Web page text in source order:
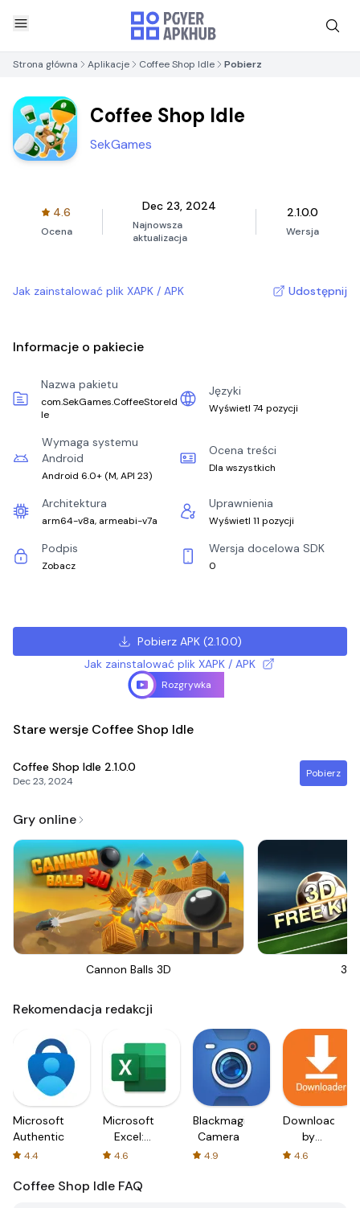
Strona główna Aplikacje Coffee Shop Idle Pobierz
Coffee Shop Idle
SekGames
4.6
Ocena
Dec 23, 2024
Najnowsza
aktualizacja
2.1.0.0
Wersja
Jak zainstalować plik XAPK / APK Udostępnij
Informacje o pakiecie
Nazwa pakietu
com.SekGames.CoffeeStoreId
le
Języki
Wyświetl 74 pozycji
Wymaga systemu
Android
Android 6.0+(M, API 23)
Ocena treści
Dla wszystkich
Architektura
arm64-v8a, armeabi-v7a
Uprawnienia
Wyświetl 11 pozycji
Podpis
Zobacz
Wersja docelowa SDK
0
Pobierz APK(2.1.0.0)
Jak zainstalować plik XAPK / APK
Rozgrywka
Stare wersje Coffee Shop Idle
Coffee Shop Idle 2.1.0.0
Dec 23, 2024
Pobierz
Gry online
Cannon Balls 3D 3D
Rekomendacja redakcji
Microsoft
Authenticator
4.4
Microsoft
Excel:
Spreadsheets
4.6
Blackmagic
Camera
4.9
Downloader
by
AFTVnews
4.6
Coffee Shop Idle FAQ